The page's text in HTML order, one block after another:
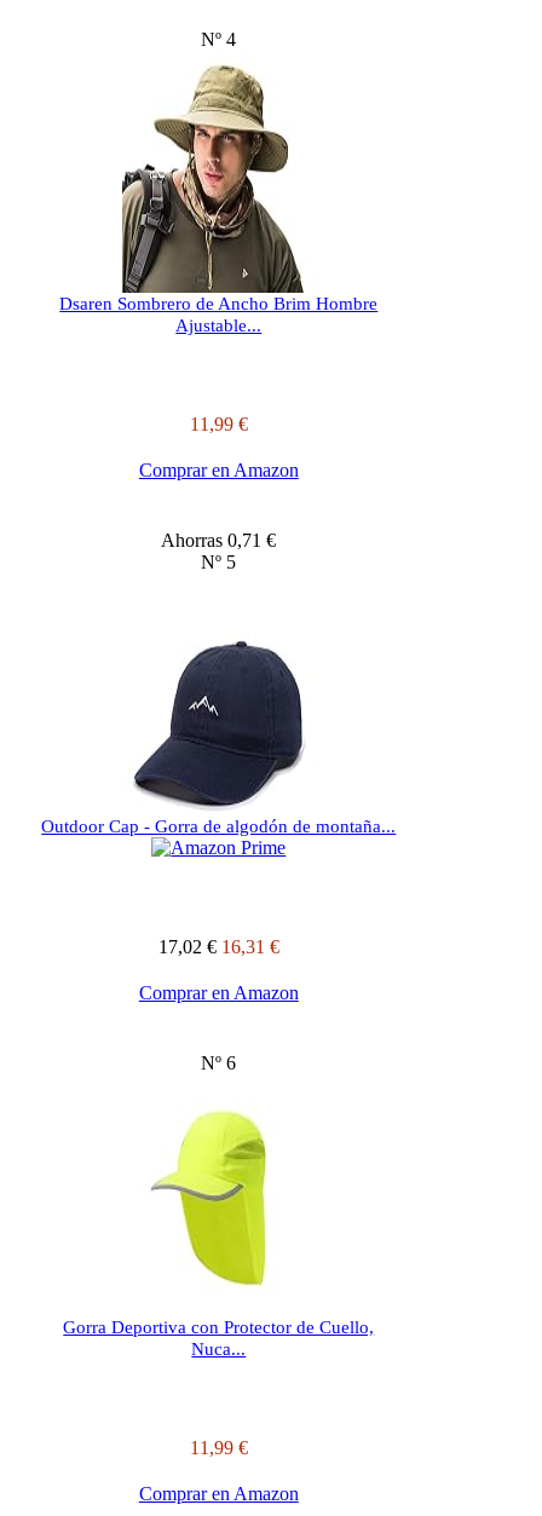
Nº 4
Dsaren Sombrero de Ancho Brim Hombre
Ajustable...
11,99 €
Comprar en Amazon
Ahorras 0,71 €
Nº 5
Outdoor Cap - Gorra de algodón de montaña...
17,02 € 16,31 €
Comprar en Amazon
Nº 6
Gorra Deportiva con Protector de Cuello,
Nuca...
11,99 €
Comprar en Amazon